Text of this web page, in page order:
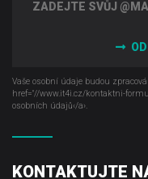
KONTAKTUJTE
Vaše osobní údaje budou
href="//www.it4i­.cz/kontaktni-
osobních údajů‹/a›.